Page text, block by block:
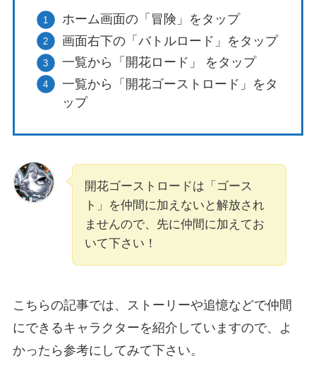
ホーム画面の「冒険」をタップ
画面右下の「バトルロード」をタップ
一覧から「開花ロード」 をタップ
一覧から「開花ゴーストロード」をタ
ップ
開花ゴーストロードは「ゴース
ト」を仲間に加えないと解放され
ませんので、先に仲間に加えてお
いて下さい！
こちらの記事では、ストーリーや追憶などで仲間
にできるキャラクターを紹介していますので、よ
かったら参考にしてみて下さい。